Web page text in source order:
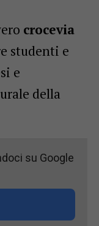
crocevia
studenti e
e
della
su Google